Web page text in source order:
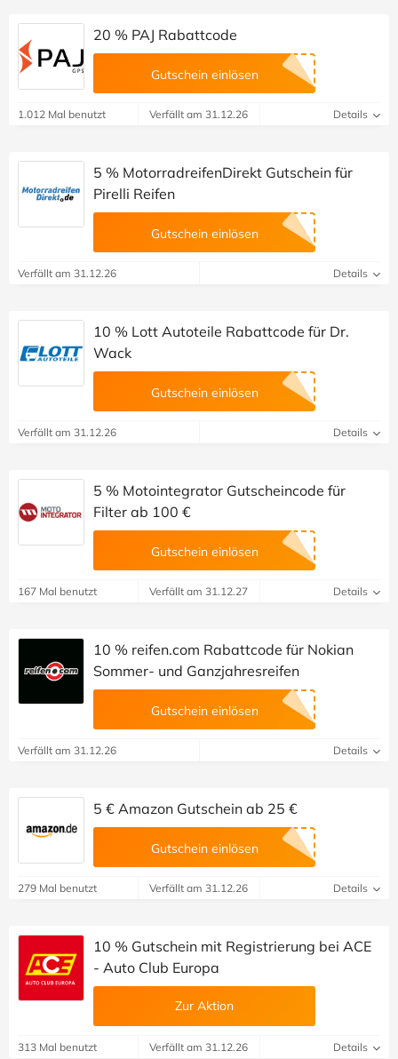
20 % PAJ Rabattcode
Gutschein einlösen
1.012 Mal benutzt Verfällt am 31.12.26 Details
5 % MotorradreifenDirekt Gutschein für
Pirelli Reifen
Gutschein einlösen
Verfällt am 31.12.26 Details
10 % Lott Autoteile Rabattcode für Dr.
Wack
Gutschein einlösen
Verfällt am 31.12.26 Details
5 % Motointegrator Gutscheincode für
Filter ab 100 €
Gutschein einlösen
167 Mal benutzt Verfällt am 31.12.27 Details
10 % reifen.com Rabattcode für Nokian
Sommer- und Ganzjahresreifen
Gutschein einlösen
Verfällt am 31.12.26 Details
5 € Amazon Gutschein ab 25 €
Gutschein einlösen
279 Mal benutzt Verfällt am 31.12.26 Details
10 % Gutschein mit Registrierung bei ACE
- Auto Club Europa
Zur Aktion
313 Mal benutzt Verfällt am 31.12.26 Details